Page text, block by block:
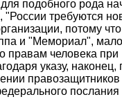
подобного рода
требуются
потому что
и "Мемориал",
правам человека при
указу, наконец,
правозащитников
послания